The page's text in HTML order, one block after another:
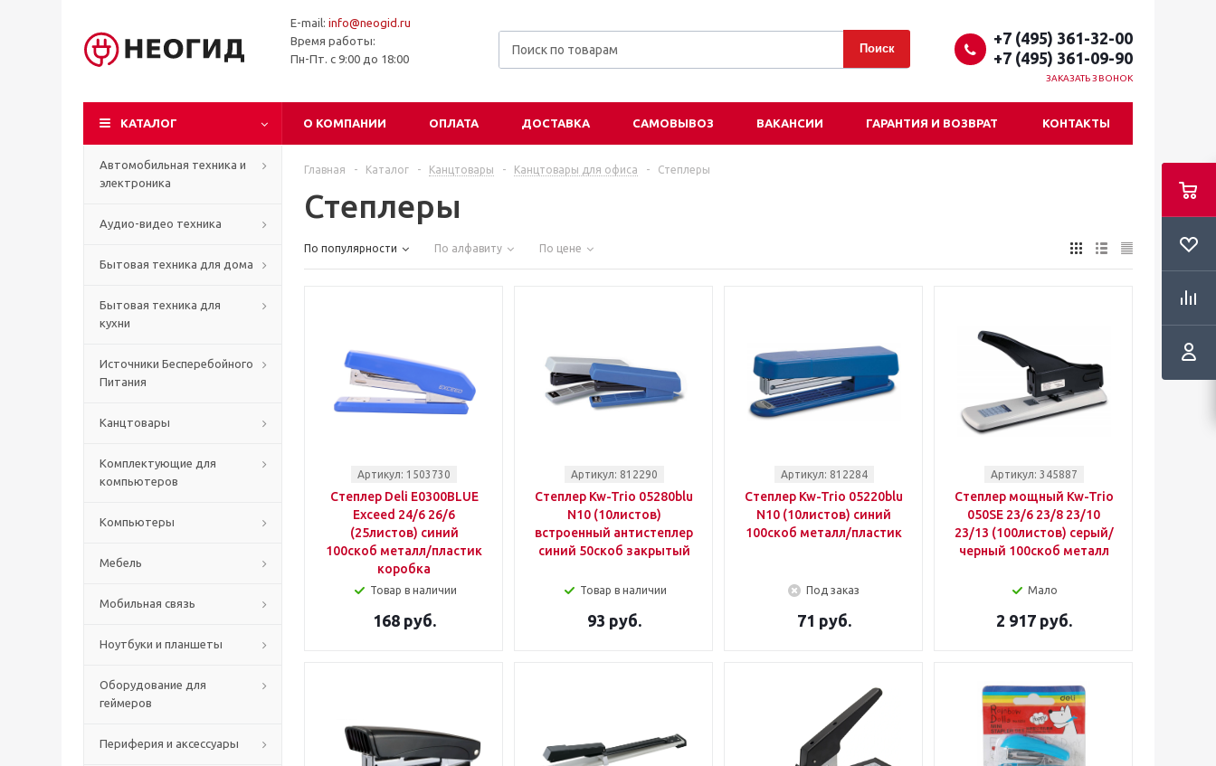
E-mail: info@neogid.ru
Время работы:
Пн-Пт. с 9:00 до 18:00
+7 (495) 361-32-00
+7 (495) 361-09-90
ЗАКАЗАТЬ ЗВОНОК
КАТАЛОГ О КОМПАНИИ ОПЛАТА ДОСТАВКА САМОВЫВОЗ ВАКАНСИИ ГАРАНТИЯ И ВОЗВРАТ КОНТАКТЫ
Автомобильная техника и
электроника
Аудио-видео техника
Бытовая техника для дома
Бытовая техника для
кухни
Источники Бесперебойного
Питания
Канцтовары
Комплектующие для
компьютеров
Компьютеры
Мебель
Мобильная связь
Ноутбуки и планшеты
Оборудование для
геймеров
Периферия и аксессуары
Главная - Каталог - Канцтовары - Канцтовары для офиса - Степлеры
Степлеры
По популярности По алфавиту По цене
Артикул: 1503730
Степлер Deli E0300BLUE
Exceed 24/6 26/6
(25листов) синий
100скоб металл/пластик
коробка
Товар в наличии
168 руб.
Артикул: 812290
Степлер Kw-Trio 05280blu
N10 (10листов)
встроенный антистеплер
синий 50скоб закрытый
Товар в наличии
93 руб.
Артикул: 812284
Степлер Kw-Trio 05220blu
N10 (10листов) синий
100скоб металл/пластик
Под заказ
71 руб.
Артикул: 345887
Степлер мощный Kw-Trio
050SE 23/6 23/8 23/10
23/13 (100листов) серый/
черный 100скоб металл
Мало
2 917 руб.